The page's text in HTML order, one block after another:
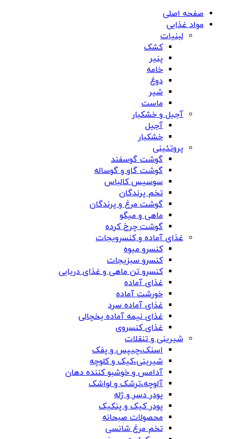
صفحه اصلی
مواد غذایی
لبنیات
کشک
پنیر
خامه
دوغ
شیر
ماست
آجیل و خشکبار
آجیل
خشکبار
پروتئینی
گوشت گوسفند
گوشت گاو و گوساله
سوسیس کالباس
تخم پرندگان
گوشت مرغ و پرندگان
ماهی و میگو
گوشت چرخ کرده
غذای آماده و کنسرویجات
کنسرو میوه
کنسرو سبزیجات
کنسرو تن ماهی و غذای دریایی
غذای آماده
خورشت آماده
غذای آماده سرد
غذای نیمه آماده یخچالی
غذای کنسروی
شیرینی و تنقلات
اسنک،چیپس و پفک
شیرینی،کیک و کلوچه
آدامس و خوشبو کننده دهان
آلوچه،ترشک و لواشک
پودر دسر و ژله
پودر کیک و پنکیک
محصولات صبحانه
تخم مرغ شانسی